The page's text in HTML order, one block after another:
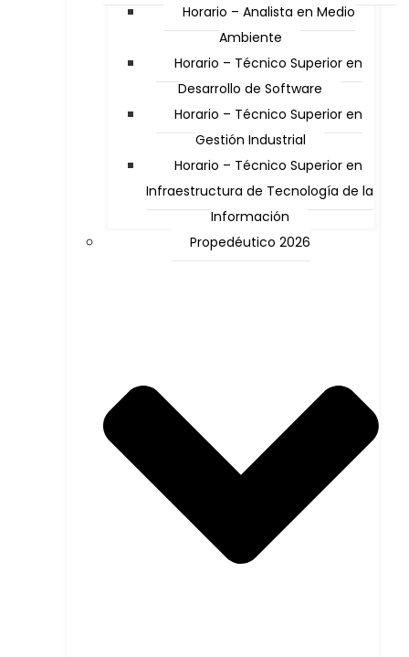
Horario – Analista en Medio
Ambiente
Horario – Técnico Superior en
Desarrollo de Software
Horario – Técnico Superior en
Gestión Industrial
Horario – Técnico Superior en
Infraestructura de Tecnología de la
Información
Propedéutico 2026